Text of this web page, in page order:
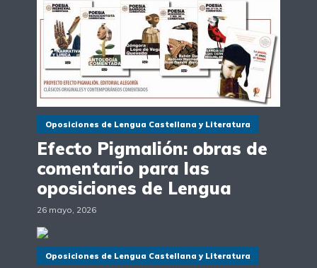
Oposiciones de Lengua Castellana y Literatura
Efecto Pigmalión: obras de
comentario para las
oposiciones de Lengua
26 mayo, 2026
Oposiciones de Lengua Castellana y Literatura